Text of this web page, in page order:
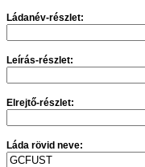
Ládanév-részlet:
Leírás-részlet:
Elrejtő-részlet:
Láda rövid neve: